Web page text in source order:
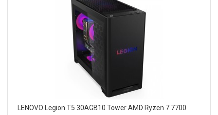
LENOVO Legion T5 30AGB10 Tower AMD Ryzen 7 7700